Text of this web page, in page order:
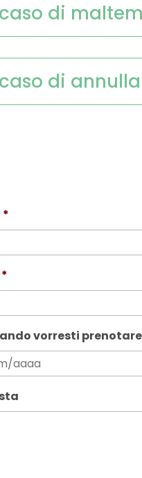
di
di
*
*
vorresti